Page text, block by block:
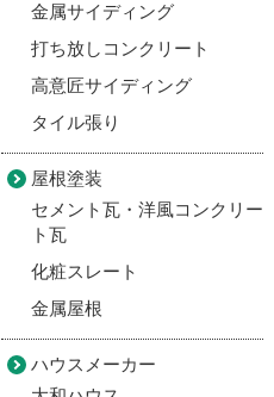
金属サイディング
打ち放しコンクリート
高意匠サイディング
タイル張り
屋根塗装
セメント瓦・洋風コンクリー
ト瓦
化粧スレート
金属屋根
ハウスメーカー